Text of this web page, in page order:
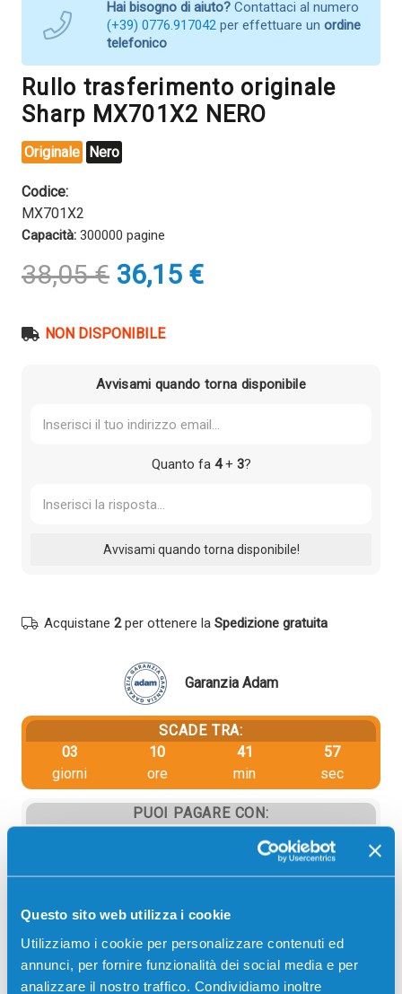
Questo sito web utilizza i cookie
Utilizziamo i cookie per personalizzare contenuti ed
annunci, per fornire funzionalità dei social media e per
analizzare il nostro traffico. Condividiamo inoltre
Hai bisogno di aiuto? Contattaci al numero
(+39) 0776.917042 per effettuare un ordine
telefonico
Rullo trasferimento originale
Sharp MX701X2 NERO
Originale Nero
Codice:
MX701X2
Capacità: 300000 pagine
38,05€ Il
prezzo
era:
36,15 €Il
prezzo
NON DISPONIBILE
Avvisami quando torna disponibile
Quanto fa 4+ 3?
Acquistane 2per ottenere la Spedizione gratuita
Garanzia Adam
SCADE TRA:
03
giorni
10
ore
41
min
57
sec
PUOI PAGARE CON: